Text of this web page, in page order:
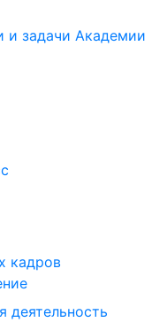
и задачи Академии
кадров
деятельность